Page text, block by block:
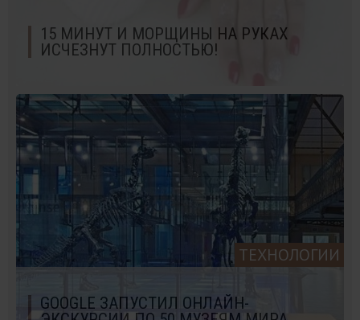
15 МИНУТ И МОРЩИНЫ НА РУКАХ
ИСЧЕЗНУТ ПОЛНОСТЬЮ!
ТЕХНОЛОГИИ
GOOGLE ЗАПУСТИЛ ОНЛАЙН-